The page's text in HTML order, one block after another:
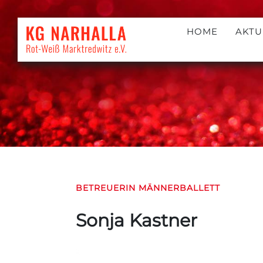
HOME
BETREUERIN MÄNNERBALLETT
Sonja Kastner